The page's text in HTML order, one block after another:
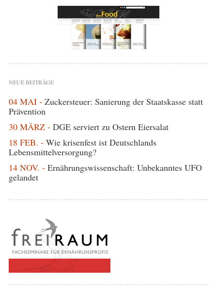
NEUE BEITRÄGE
04 MAI - Zuckersteuer: Sanierung der Staatskasse statt
Prävention
30 MÄRZ - DGE serviert zu Ostern Eiersalat
18 FEB. - Wie krisenfest ist Deutschlands
Lebensmittelversorgung?
14 NOV. - Ernährungswissenschaft: Unbekanntes UFO
gelandet